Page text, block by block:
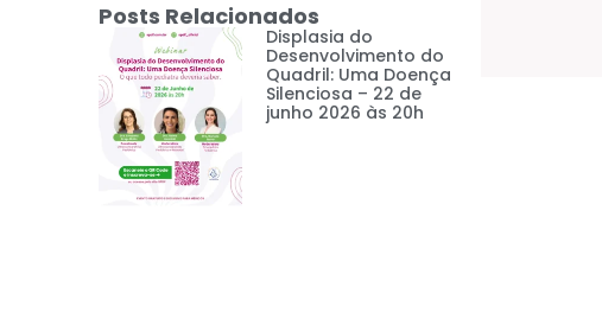
Posts Relacionados
Displasia do
Desenvolvimento do
Quadril: Uma Doença
Silenciosa – 22 de
junho 2026 às 20h